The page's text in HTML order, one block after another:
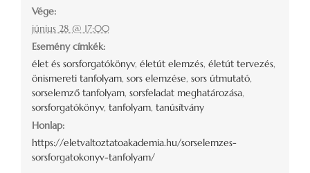
Vége:
június 28 @ 17:00
Esemény címkék:
élet és sorsforgatókönyv, életút elemzés, életút tervezés,
önismereti tanfolyam, sors elemzése, sors útmutató,
sorselemző tanfolyam, sorsfeladat meghatározása,
sorsforgatókönyv, tanfolyam, tanúsítvány
Honlap:
https://eletvaltoztatoakademia.hu/sorselemzes-
sorsforgatokonyv-tanfolyam/